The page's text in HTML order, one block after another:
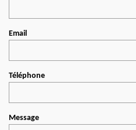
Email
Téléphone
Message